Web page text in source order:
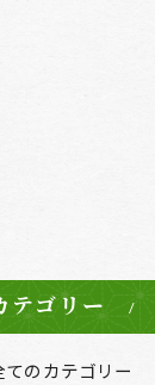
テゴリー
てのカテゴリー